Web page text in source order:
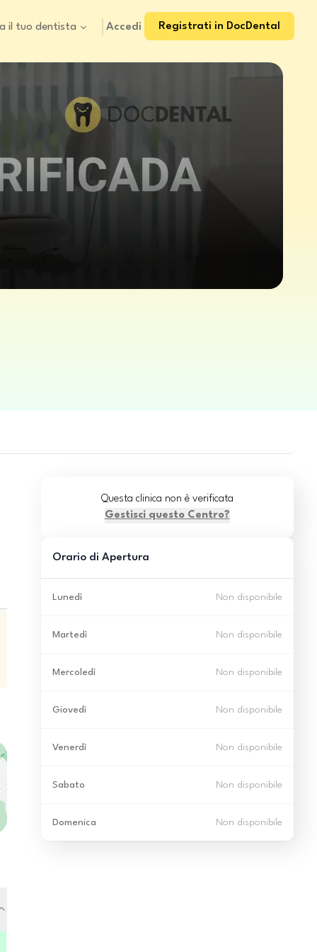
il tuo dentista Accedi Registrati in DocDental
Questa clinica non è verificata
Gestisci questo Centro?
Orario di Apertura
Lunedì Non disponibile
Martedì Non disponibile
Mercoledì Non disponibile
Giovedì Non disponibile
Venerdì Non disponibile
Sabato Non disponibile
Domenica Non disponibile